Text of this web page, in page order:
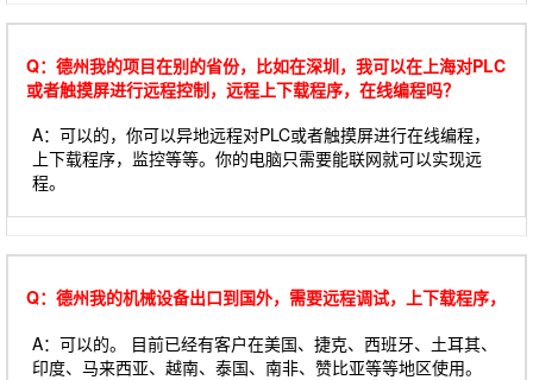
Q：德州我的项目在别的省份，比如在深圳，我可以在上海对PLC
或者触摸屏进行远程控制，远程上下载程序，在线编程吗？
A：可以的，你可以异地远程对PLC或者触摸屏进行在线编程，
上下载程序，监控等等。你的电脑只需要能联网就可以实现远
程。
Q：德州我的机械设备出口到国外，需要远程调试，上下载程序，
A：可以的。 目前已经有客户在美国、捷克、西班牙、土耳其、
印度、马来西亚、越南、泰国、南非、赞比亚等等地区使用。